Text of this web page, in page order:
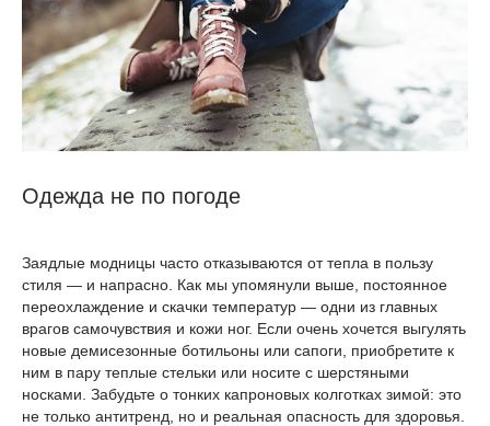
Одежда не по погоде
Заядлые модницы часто отказываются от тепла в пользу
стиля — и напрасно. Как мы упомянули выше, постоянное
переохлаждение и скачки температур — одни из главных
врагов самочувствия и кожи ног. Если очень хочется выгулять
новые демисезонные ботильоны или сапоги, приобретите к
ним в пару теплые стельки или носите с шерстяными
носками. Забудьте о тонких капроновых колготках зимой: это
не только антитренд, но и реальная опасность для здоровья.